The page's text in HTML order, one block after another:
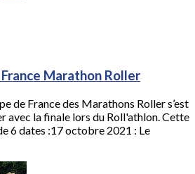
Marathon Roller
de France des Marathons Roller s’est
avec la finale lors du Roll'athlon. Cette
6 dates :17 octobre 2021 : Le